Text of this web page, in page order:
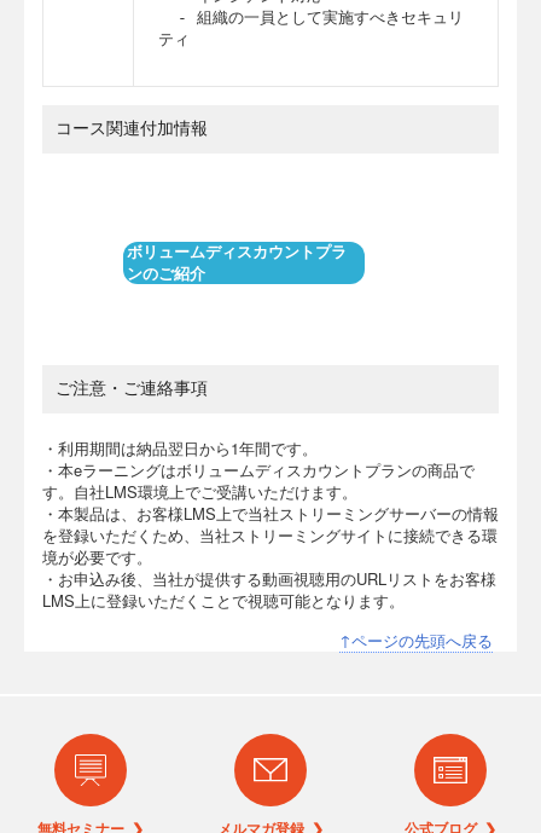
ティ
コース関連付加情報
ボリュームディスカウントプラ
ンのご紹介
ご注意・ご連絡事項
・利用期間は納品翌日から1年間です。
・本eラーニングはボリュームディスカウントプランの商品で
す。自社LMS環境上でご受講いただけます。
・本製品は、お客様LMS上で当社ストリーミングサーバーの情報
を登録いただくため、当社ストリーミングサイトに接続できる環
境が必要です。
・お申込み後、当社が提供する動画視聴用のURLリストをお客様
LMS上に登録いただくことで視聴可能となります。
↑ページの先頭へ戻る
無料セミナー ❯ メルマガ登録 ❯ 公式ブログ ❯